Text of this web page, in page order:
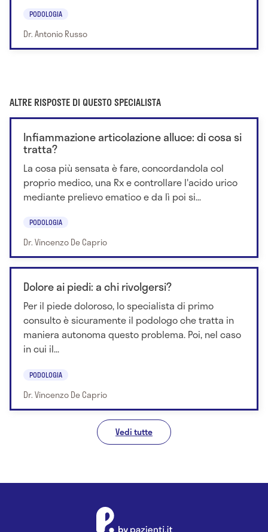
PODOLOGIA
Dr. Antonio Russo
ALTRE RISPOSTE DI QUESTO SPECIALISTA
Infiammazione articolazione alluce: di cosa si
tratta?
La cosa più sensata è fare, concordandola col
proprio medico, una Rx e controllare l'acido urico
mediante prelievo ematico e da lì poi si...
PODOLOGIA
Dr. Vincenzo De Caprio
Dolore ai piedi: a chi rivolgersi?
Per il piede doloroso, lo specialista di primo
consulto è sicuramente il podologo che tratta in
maniera autonoma questo problema. Poi, nel caso
in cui il...
PODOLOGIA
Dr. Vincenzo De Caprio
Vedi tutte